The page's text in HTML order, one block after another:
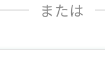
または